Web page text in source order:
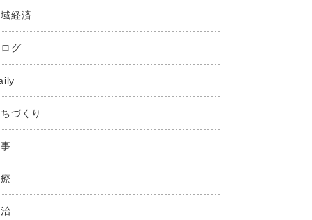
経済
グ
づくり